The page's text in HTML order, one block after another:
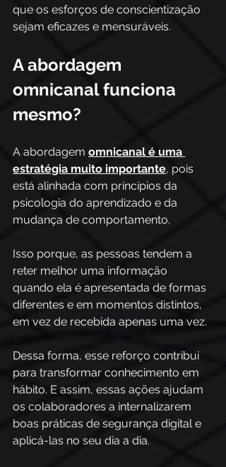
que os esforços de conscientização
sejam eficazes e mensuráveis.
A abordagem
omnicanal funciona
mesmo?
A abordagem omnicanal é uma
estratégia muito importante, pois
está alinhada com princípios da
psicologia do aprendizado e da
mudança de comportamento.
Isso porque, as pessoas tendem a
reter melhor uma informação
quando ela é apresentada de formas
diferentes e em momentos distintos,
em vez de recebida apenas uma vez.
Dessa forma, esse reforço contribui
para transformar conhecimento em
hábito. E assim, essas ações ajudam
os colaboradores a internalizarem
boas práticas de segurança digital e
aplicá-las no seu dia a dia.